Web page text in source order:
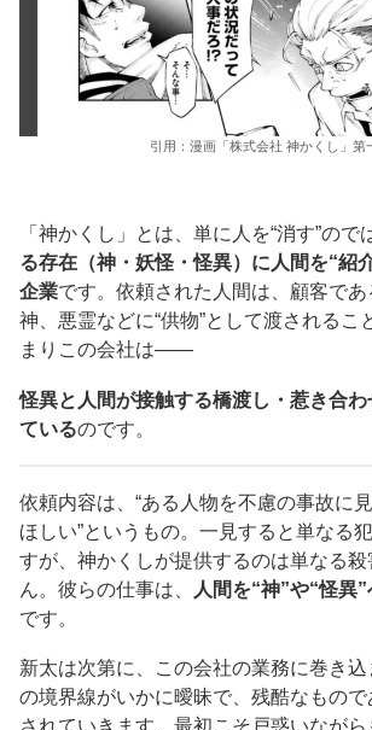
引用：漫画「株式会社 神かくし」第
「神かくし」とは、単に人を“消す”ので
る存在（神・妖怪・怪異）に人間を“紹
企業です。依頼された人間は、顧客であ
神、悪霊などに“供物”として渡されるこ
まりこの会社は——
怪異と人間が接触する橋渡し・惹き合
ているのです。
依頼内容は、“ある人物を不慮の事故に
ほしい”というもの。一見すると単なる
すが、神かくしが提供するのは単なる
ん。彼らの仕事は、
人間を“神”や“怪異
です。
新太は次第に、この会社の業務に巻き
の境界線がいかに曖昧で、残酷なもの